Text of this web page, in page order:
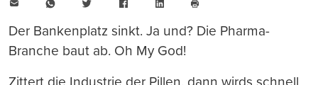
WhatsAppTwitter FacebookLinkedIn
drucken
Der Bankenplatz sinkt. Ja und? Die Pharma-
Branche baut ab. Oh My God!